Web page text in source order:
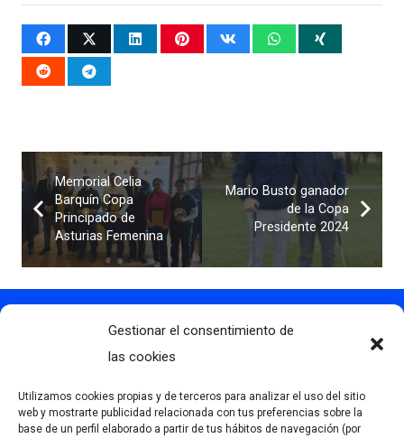
Gestionar el consentimiento de
las cookies
Utilizamos cookies propias y de terceros para analizar el uso del sitio
web y mostrarte publicidad relacionada con tus preferencias sobre la
base de un perfil elaborado a partir de tus hábitos de navegación (por
Memorial Celia
Barquín Copa
Principado de
Asturias Femenina
Mario Busto ganador
de la Copa
Presidente 2024
Contacto
info@clubdegolflascaldas.com
681 163 108
La Premaña s/n, 33174, Oviedo, España